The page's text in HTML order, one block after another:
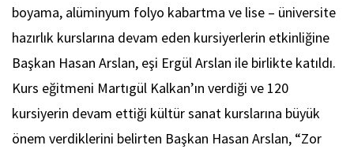
boyama, alüminyum folyo kabartma ve lise – üniversite
hazırlık kurslarına devam eden kursiyerlerin etkinliğine
Başkan Hasan Arslan, eşi Ergül Arslan ile birlikte katıldı.
Kurs eğitmeni Martıgül Kalkan’ın verdiği ve 120
kursiyerin devam ettiği kültür sanat kurslarına büyük
önem verdiklerini belirten Başkan Hasan Arslan, “Zor